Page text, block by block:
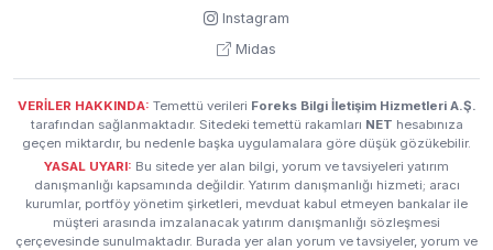
Instagram
Midas
VERİLER HAKKINDA: Temettü verileri Foreks Bilgi İletişim Hizmetleri A.Ş.
tarafından sağlanmaktadır. Sitedeki temettü rakamları NET hesabınıza
geçen miktardır, bu nedenle başka uygulamalara göre düşük gözükebilir.
YASAL UYARI: Bu sitede yer alan bilgi, yorum ve tavsiyeleri yatırım
danışmanlığı kapsamında değildir. Yatırım danışmanlığı hizmeti; aracı
kurumlar, portföy yönetim şirketleri, mevduat kabul etmeyen bankalar ile
müşteri arasında imzalanacak yatırım danışmanlığı sözleşmesi
çerçevesinde sunulmaktadır. Burada yer alan yorum ve tavsiyeler, yorum ve